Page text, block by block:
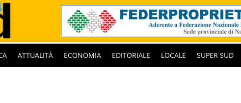
ATTUALITÀ ECONOMIA EDITORIALE LOCALE SUPER SUD